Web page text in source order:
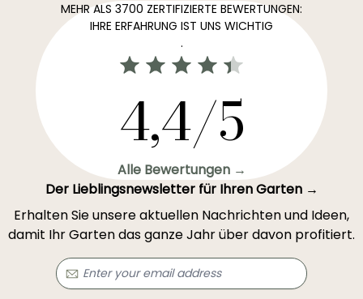
MEHR ALS 3700 ZERTIFIZIERTE BEWERTUNGEN:
IHRE ERFAHRUNG IST UNS WICHTIG
.
4,4/5
Alle Bewertungen →
Der Lieblingsnewsletter für Ihren Garten →
Erhalten Sie unsere aktuellen Nachrichten und Ideen,
damit Ihr Garten das ganze Jahr über davon profitiert.